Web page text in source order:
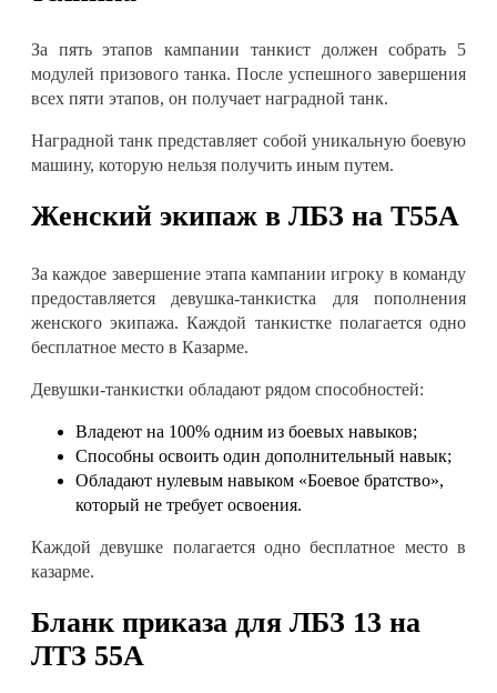
За пять этапов кампании танкист должен собрать 5
модулей призового танка. После успешного завершения
всех пяти этапов, он получает наградной танк.
Наградной танк представляет собой уникальную боевую
машину, которую нельзя получить иным путем.
Женский экипаж в ЛБЗ на Т55А
За каждое завершение этапа кампании игроку в команду
предоставляется девушка-танкистка для пополнения
женского экипажа. Каждой танкистке полагается одно
бесплатное место в Казарме.
Девушки-танкистки обладают рядом способностей:
Владеют на 100% одним из боевых навыков;
Способны освоить один дополнительный навык;
Обладают нулевым навыком «Боевое братство»,
который не требует освоения.
Каждой девушке полагается одно бесплатное место в
казарме.
Бланк приказа для ЛБЗ 13 на
ЛТЗ 55А